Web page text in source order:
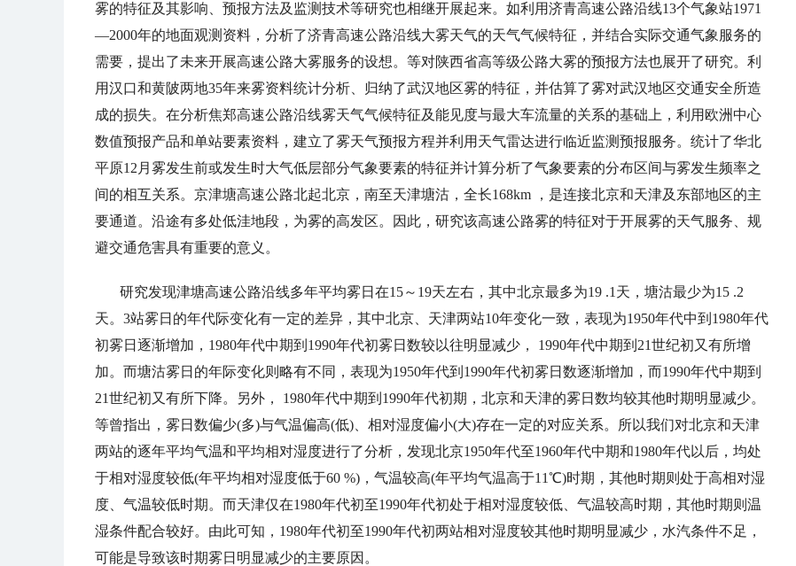
雾的特征及其影响、预报方法及监测技术等研究也相继开展起来。如利用济青高速公路沿线13个气象站1971
—2000年的地面观测资料 ， 分析了济青高速公路沿线大雾天气的天气气候特征 ， 并结合实际交通气象服务的
需要 ， 提出了未来开展高速公路大雾服务的设想。等对陕西省高等级公路大雾的预报方法也展开了研究。利
用汉口和黄陂两地35年来雾资料统计分析、归纳了武汉地区雾的特征 ， 并估算了雾对武汉地区交通安全所造
成的损失。在分析焦郑高速公路沿线雾天气气候特征及能见度与最大车流量的关系的基础上 ， 利用欧洲中心
数值预报产品和单站要素资料 ， 建立了雾天气预报方程并利用天气雷达进行临近监测预报服务。 统计了华北
平原12 月雾发生前或发生时大气低层部分气象要素的特征并计算分析了气象要素的分布区间与雾发生频率之
间的相互关系。京津塘高速公路北起北京 ， 南至天津塘沽 ， 全长168km ， 是连接北京和天津及东部地区的主
要通道。沿途有多处低洼地段 ， 为雾的高发区。因此 ， 研究该高速公路雾的特征对于开展雾的天气服务、规
避交通危害具有重要的意义。
研究发现津塘高速公路沿线多年平均雾日在15～ 19天左右 ， 其中北京最多为19 .1 天 ， 塘沽最少为15 .2
天。 3站雾日的年代际变化有一定的差异 ， 其中北京、天津两站10年变化一致 ， 表现为1950年代中到 1980年代
初雾日逐渐增加， 1980年代中期到 1990年代初雾日数较以往明显减少 ， 1990年代中期到 21世纪初又有所增
加。而塘沽雾日的年际变化则略有不同 ， 表现为1950年代到 1990年代初雾日数逐渐增加 ， 而1990年代中期到
21世纪初又有所下降。另外 ， 1980年代中期到 1990年代初期 ， 北京和天津的雾日数均较其他时期明显减少。
等曾指出 ， 雾日数偏少(多)与气温偏高(低) 、相对湿度偏小(大)存在一定的对应关系。所以我们对北京和天津
两站的逐年平均气温和平均相对湿度进行了分析 ， 发现北京1950年代至1960年代中期和1980年代以后 ， 均处
于相对湿度较低(年平均相对湿度低于60 %)， 气温较高(年平均气温高于11℃)时期 ， 其他时期则处于高相对湿
度、气温较低时期。而天津仅在1980年代初至1990年代初处于相对湿度较低、气温较高时期 ， 其他时期则温
湿条件配合较好。由此可知， 1980年代初至1990年代初两站相对湿度较其他时期明显减少 ， 水汽条件不足 ，
可能是导致该时期雾日明显减少的主要原因。